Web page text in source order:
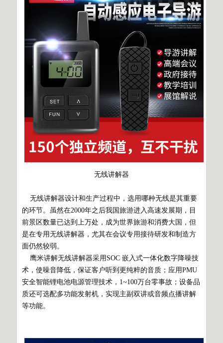
无线讲解器
无线讲解器设计和生产过程中，选用哪种无线是其重要
的环节。虽然在2000年之后我国旅游进入高速发展期，目
前景区数量已达到上万处，成为世界旅游和消费大国，但
是在专用无线讲解器，尤其在会议专用接待研发和制造方
面仍然较弱。
鹰米讲解无线讲解器采用SOC 嵌入式一体化数字降噪技
术，使噪音降低，保证客户听到更纯粹的音质；应用PMU
安全智能锂电池电源管理技术，1~100万台零事故；设备品
质还可选配多功能发射机，实现主副双讲或音频点播讲解
等功能。